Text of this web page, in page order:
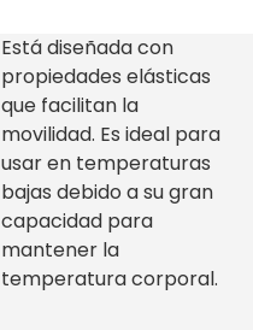
Está diseñada con
propiedades elásticas
que facilitan la
movilidad. Es ideal para
usar en temperaturas
bajas debido a su gran
capacidad para
mantener la
temperatura corporal.